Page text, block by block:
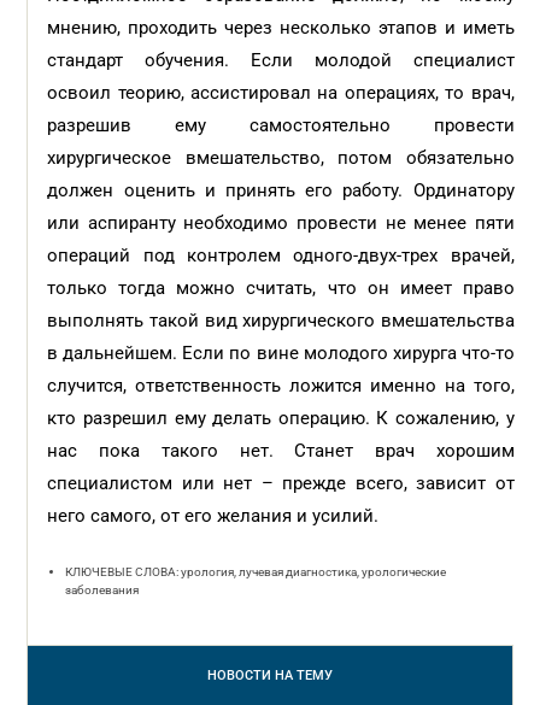
мнению, проходить через несколько этапов и иметь
стандарт обучения. Если молодой специалист
освоил теорию, ассистировал на операциях, то врач,
разрешив ему самостоятельно провести
хирургическое вмешательство, потом обязательно
должен оценить и принять его работу. Ординатору
или аспиранту необходимо провести не менее пяти
операций под контролем одного-двух-трех врачей,
только тогда можно считать, что он имеет право
выполнять такой вид хирургического вмешательства
в дальнейшем. Если по вине молодого хирурга что-то
случится, ответственность ложится именно на того,
кто разрешил ему делать операцию. К сожалению, у
нас пока такого нет. Станет врач хорошим
специалистом или нет – прежде всего, зависит от
него самого, от его желания и усилий.
КЛЮЧЕВЫЕ СЛОВА: урология, лучевая диагностика, урологические
заболевания
НОВОСТИ НА ТЕМУ